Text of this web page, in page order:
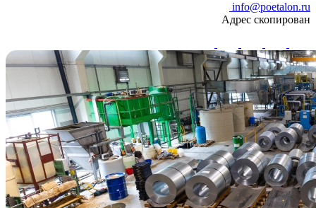
info@poetalon.ru
Адрес скопирован